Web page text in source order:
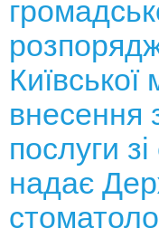
внесення
послуги
надає